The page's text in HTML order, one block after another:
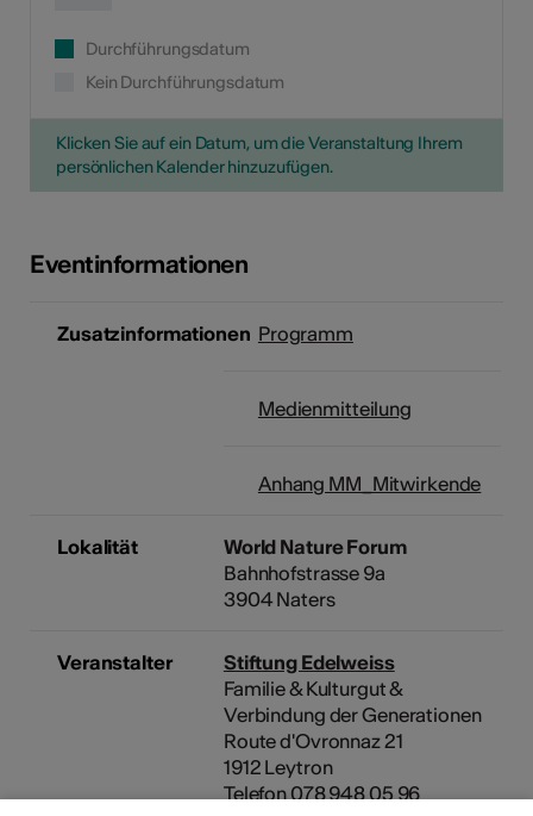
Durchführungsdatum
Kein Durchführungsdatum
Klicken Sie auf ein Datum, um die Veranstaltung Ihrem
persönlichen Kalender hinzuzufügen.
Eventinformationen
Zusatzinformationen Programm
Medienmitteilung
Anhang MM_Mitwirkende
Lokalität
World Nature Forum
Bahnhofstrasse 9a
3904 Naters
Veranstalter
Stiftung Edelweiss
Familie & Kulturgut &
Verbindung der Generationen
Route d'Ovronnaz 21
1912 Leytron
Telefon 078 948 05 96